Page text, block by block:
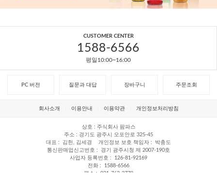
CUSTOMER CENTER
1588-6566
평일10:00~16:00
PC 버전 질문과 대답 장바구니 주문조회
회사소개 이용안내 이용약관 개인정보처리방침
상호
주식회사 팜파스
주소
경기도 광주시 오포안로 325-45
대표
김헌, 김세경 개인정보 보호 책임자
박충도
통신판매업신고번호
경기 광주시청 제 2007-190호
사업자 등록번호
126-81-92169
전화
1588-6566
팩스
031-762-2779